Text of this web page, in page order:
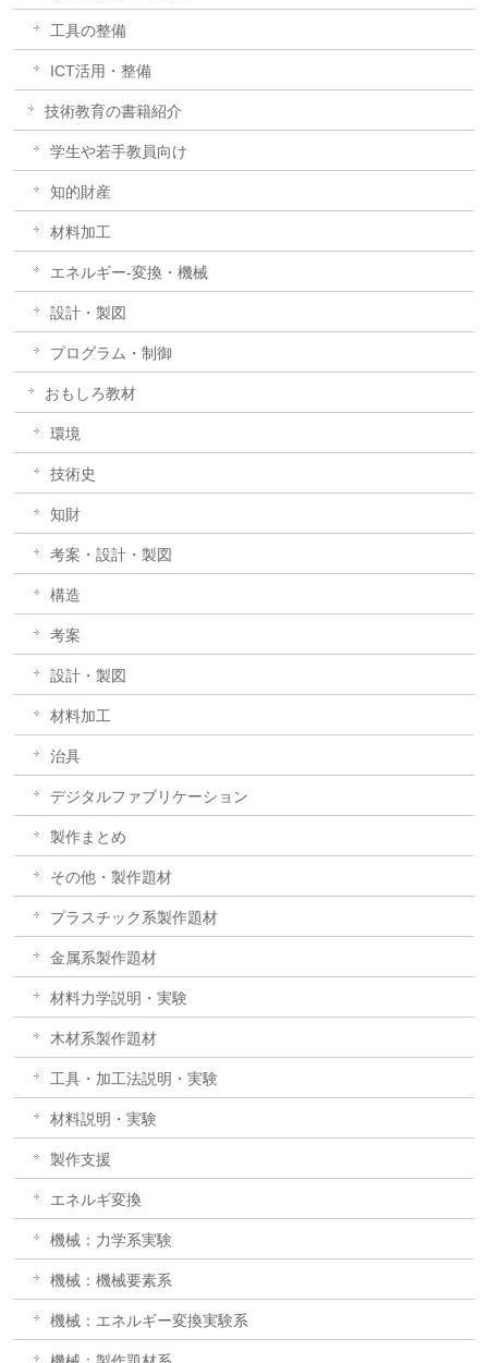
工具の整備
ICT活用・整備
技術教育の書籍紹介
学生や若手教員向け
知的財産
材料加工
エネルギー-変換・機械
設計・製図
プログラム・制御
おもしろ教材
環境
技術史
知財
考案・設計・製図
構造
考案
設計・製図
材料加工
治具
デジタルファブリケーション
製作まとめ
その他・製作題材
プラスチック系製作題材
金属系製作題材
材料力学説明・実験
木材系製作題材
工具・加工法説明・実験
材料説明・実験
製作支援
エネルギ変換
機械：力学系実験
機械：機械要素系
機械：エネルギー変換実験系